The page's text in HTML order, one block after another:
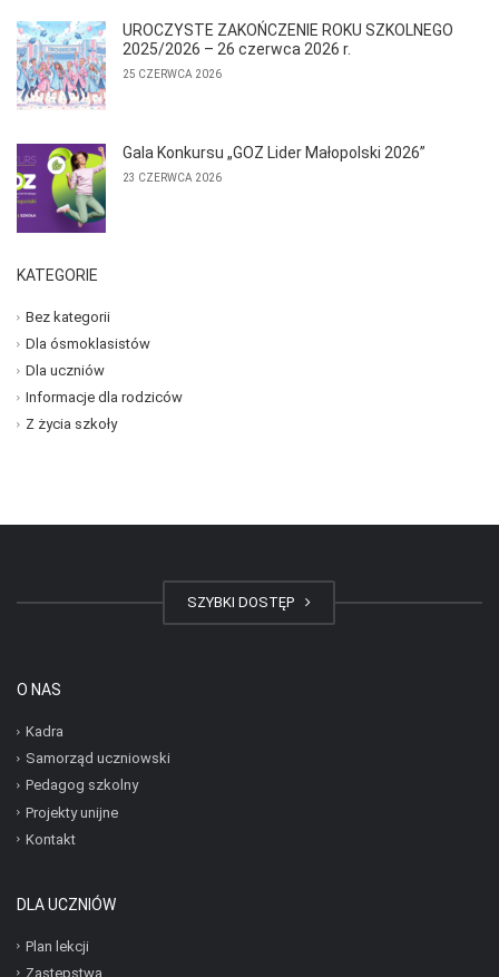
UROCZYSTE ZAKOŃCZENIE ROKU SZKOLNEGO
2025/2026 – 26 czerwca 2026 r.
25 CZERWCA 2026
Gala Konkursu „GOZ Lider Małopolski 2026”
23 CZERWCA 2026
KATEGORIE
Bez kategorii
Dla ósmoklasistów
Dla uczniów
Informacje dla rodziców
Z życia szkoły
SZYBKI DOSTĘP
O NAS
Kadra
Samorząd uczniowski
Pedagog szkolny
Projekty unijne
Kontakt
DLA UCZNIÓW
Plan lekcji
Zastępstwa